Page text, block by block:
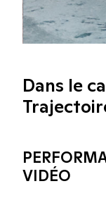
Dans le
VIDÉO